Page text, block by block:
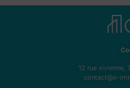
12 rue vivienne,
contact@o-